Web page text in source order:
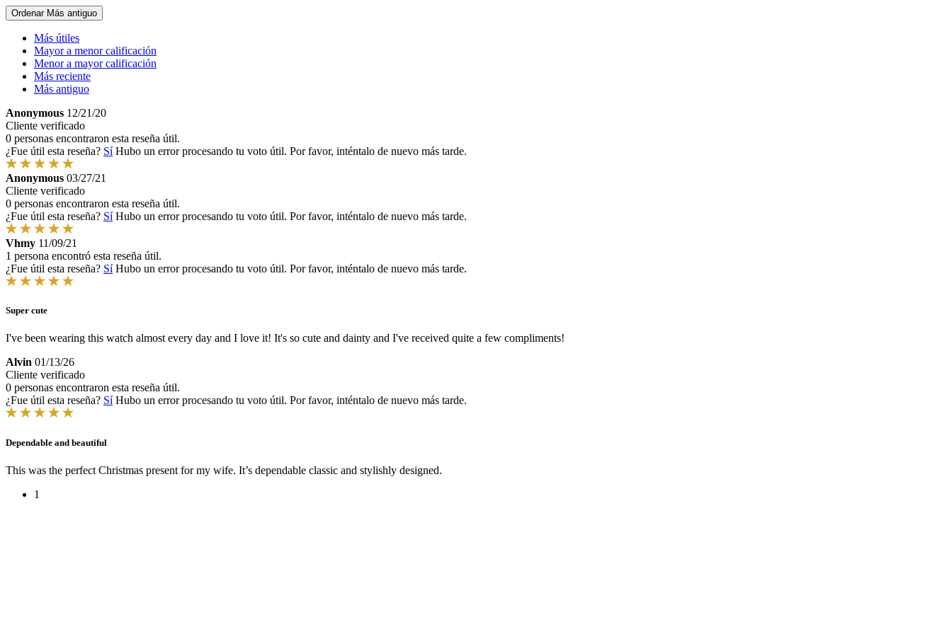
Ordenar Más antiguo
Más útiles
Mayor a menor calificación
Menor a mayor calificación
Más reciente
Más antiguo
Anonymous 12/21/20
Cliente verificado
0 personas encontraron esta reseña útil.
¿Fue útil esta reseña? Sí Hubo un error procesando tu voto útil. Por favor, inténtalo de nuevo más tarde.
Anonymous 03/27/21
Cliente verificado
0 personas encontraron esta reseña útil.
¿Fue útil esta reseña? Sí Hubo un error procesando tu voto útil. Por favor, inténtalo de nuevo más tarde.
Vhmy 11/09/21
1 persona encontró esta reseña útil.
¿Fue útil esta reseña? Sí Hubo un error procesando tu voto útil. Por favor, inténtalo de nuevo más tarde.
Super cute
I've been wearing this watch almost every day and I love it! It's so cute and dainty and I've received quite a few compliments!
Alvin 01/13/26
Cliente verificado
0 personas encontraron esta reseña útil.
¿Fue útil esta reseña? Sí Hubo un error procesando tu voto útil. Por favor, inténtalo de nuevo más tarde.
Dependable and beautiful
This was the perfect Christmas present for my wife. It’s dependable classic and stylishly designed.
1